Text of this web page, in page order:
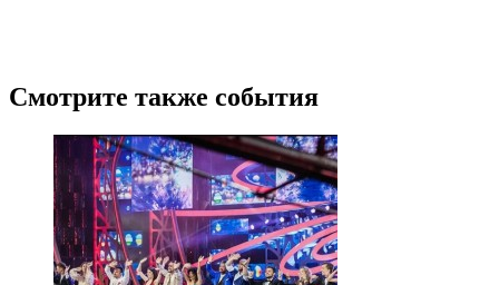
Смотрите также события